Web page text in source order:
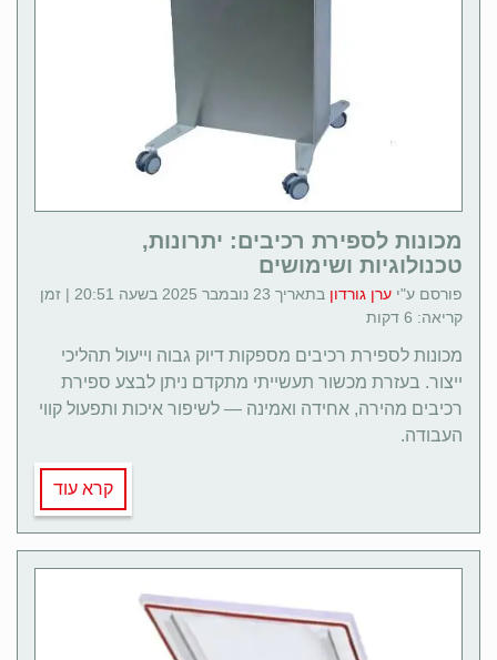
מכונות לספירת רכיבים: יתרונות,
טכנולוגיות ושימושים
פורסם ע"י ערן גורדון
בתאריך 23 נובמבר 2025 בשעה 20:51 | זמן
קריאה: 6 דקות
מכונות לספירת רכיבים מספקות דיוק גבוה וייעול תהליכי
ייצור. בעזרת מכשור תעשייתי מתקדם ניתן לבצע ספירת
רכיבים מהירה, אחידה ואמינה — לשיפור איכות ותפעול קווי
העבודה.
קרא עוד